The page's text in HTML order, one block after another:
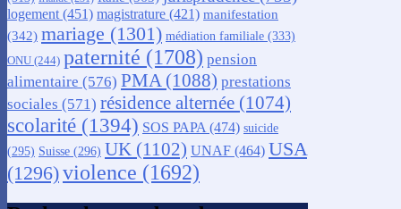
logement (451) magistrature (421) manifestation
(342) mariage (1301) médiation familiale (333)
ONU (244) paternité (1708) pension
alimentaire (576) PMA(1088) prestations
sociales (571) résidence alternée (1074)
scolarité (1394) SOS PAPA(474) suicide
(295) Suisse (296) UK (1102) UNAF (464) USA
(1296)violence (1692)